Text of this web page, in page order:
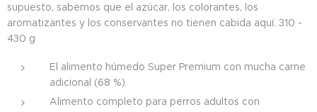
supuesto, sabemos que el azúcar, los colorantes, los
aromatizantes y los conservantes no tienen cabida aquí. 310 -
430 g
El alimento húmedo Super Premium con mucha carne
adicional (68 %)
Alimento completo para perros adultos con